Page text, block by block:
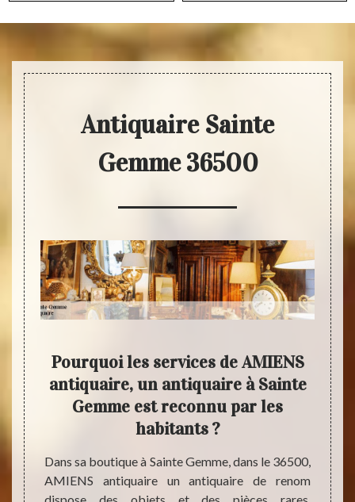
Antiquaire Sainte
Gemme 36500
de
son
Pourquoi les services de AMIENS
antiquaire, un antiquaire à Sainte
Gemme est reconnu par les
habitants ?
Dans sa boutique à Sainte Gemme, dans le 36500,
AMIENS antiquaire un antiquaire de renom
Un